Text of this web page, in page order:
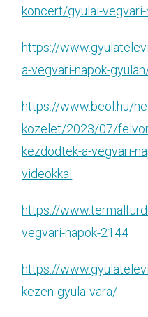
koncert/gyulai-
https://
a-vegvari-napok-
https://www.beol.hu/
kozelet/2023/07/
kezdodtek-a-vegvari-
videokkal
https://
vegvari-napok-2144
https://
kezen-gyula-vara/